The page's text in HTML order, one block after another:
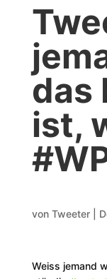
das
ist,
von Tweeter|
Weiss jemand